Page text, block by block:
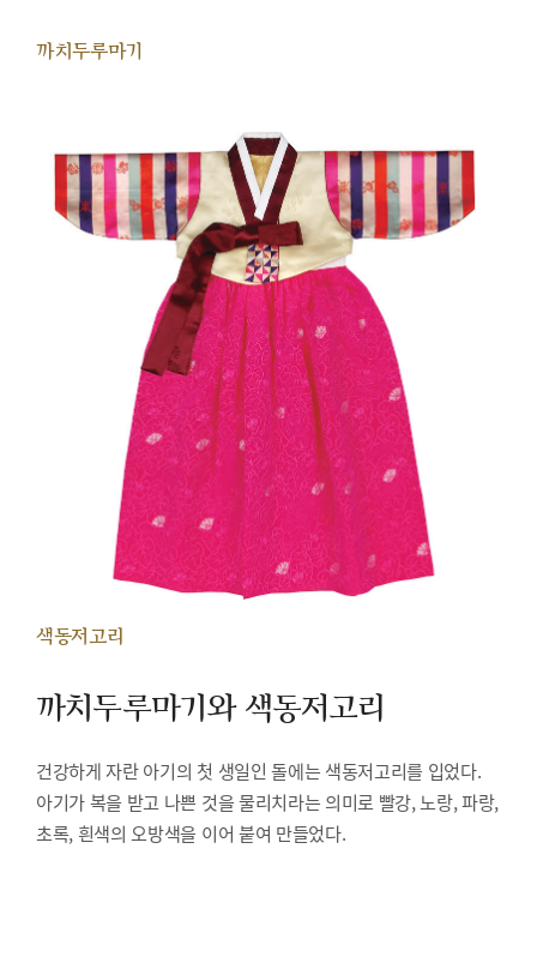
까치두루마기
색동저고리
까치두루마기와 색동저고리
건강하게 자란 아기의 첫 생일인 돌에는 색동저고리를 입었다.
아기가 복을 받고 나쁜 것을 물리치라는 의미로 빨강, 노랑, 파랑,
초록, 흰색의 오방색을 이어 붙여 만들었다.